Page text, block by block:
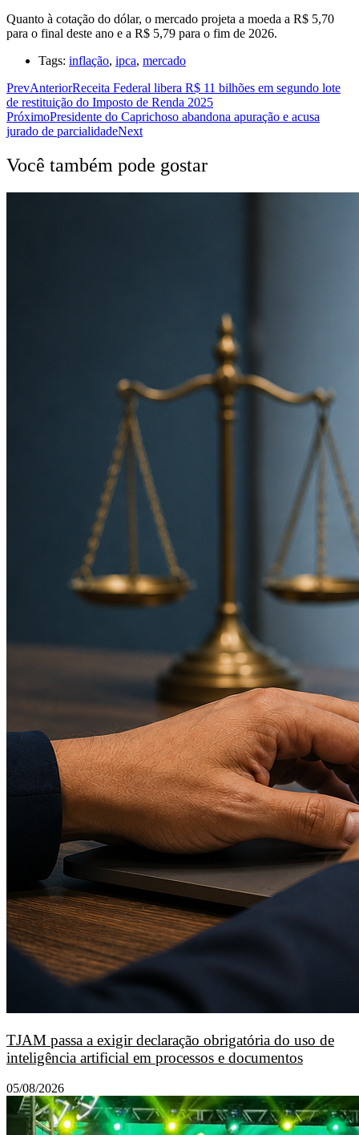
Quanto à cotação do dólar, o mercado projeta a moeda a R$ 5,70
para o final deste ano e a R$ 5,79 para o fim de 2026.
Tags: inflação, ipca, mercado
PrevAnteriorReceita Federal libera R$ 11 bilhões em segundo lote
de restituição do Imposto de Renda 2025
PróximoPresidente do Caprichoso abandona apuração e acusa
jurado de parcialidadeNext
Você também pode gostar
TJAM passa a exigir declaração obrigatória do uso de
inteligência artificial em processos e documentos
05/08/2026